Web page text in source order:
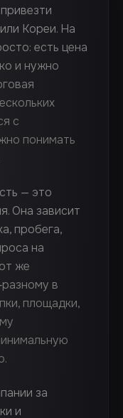
Кореи. На
есть цена
и нужно
с
понимать
— это
Она зависит
пробега,
на
же
в
площадки,
за
и